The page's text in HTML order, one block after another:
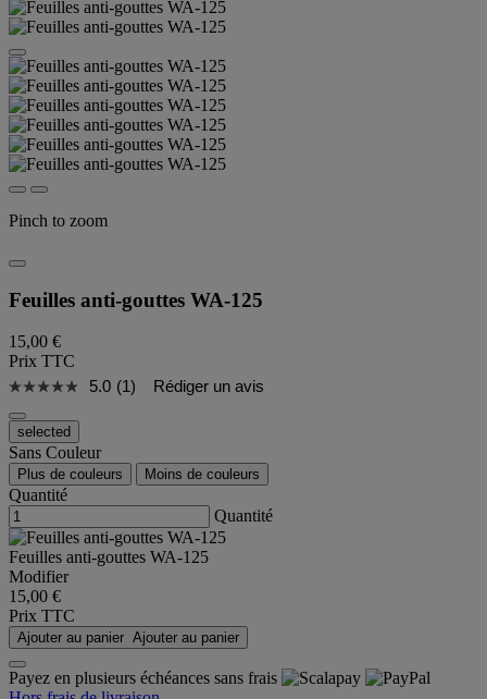
Pinch to zoom
Feuilles anti-gouttes WA-125
15,00 €
Prix TTC
5.0 (1) Rédiger un avis
selected
Sans Couleur
Plus de couleurs Moins de couleurs
Quantité
Quantité
Feuilles anti-gouttes WA-125
Modifier
15,00 €
Prix TTC
Ajouter au panier Ajouter au panier
Payez en plusieurs échéances sans frais